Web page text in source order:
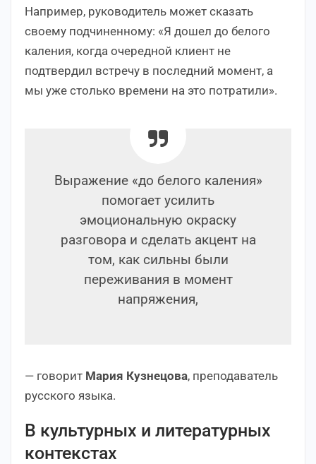
Например, руководитель может сказать
своему подчиненному: «Я дошел до белого
каления, когда очередной клиент не
подтвердил встречу в последний момент, а
мы уже столько времени на это потратили».
Выражение «до белого каления»
помогает усилить
эмоциональную окраску
разговора и сделать акцент на
том, как сильны были
переживания в момент
напряжения,
— говорит Мария Кузнецова, преподаватель
русского языка.
В культурных и литературных
контекстах